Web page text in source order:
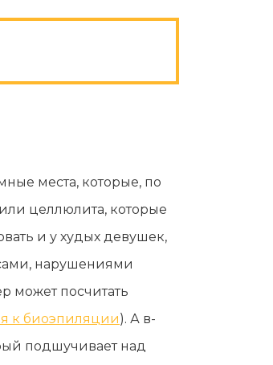
места, которые, по
целлюлита, которые
и у худых девушек,
нарушениями
может посчитать
к биоэпиляции). А в-
подшучивает над